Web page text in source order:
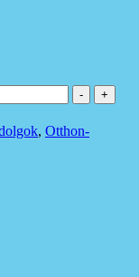
-
+
, Otthon-